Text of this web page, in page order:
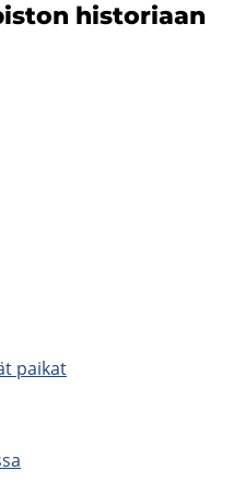
his­to­ri­aan
pai­kat